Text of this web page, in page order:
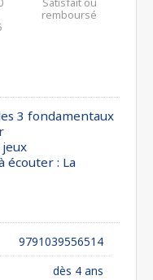
remboursé
3 fondamentaux
écouter : La
9791039556514
dès 4 ans